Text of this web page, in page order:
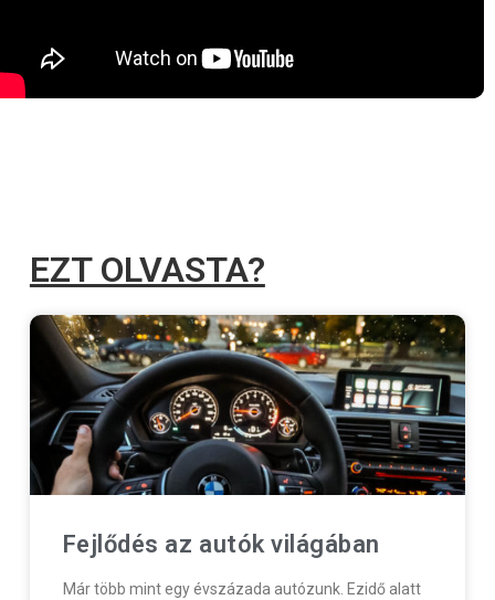
EZT OLVASTA?
Fejlődés az autók világában
Már több mint egy évszázada autózunk. Ezidő alatt